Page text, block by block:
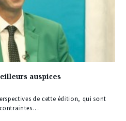
auspices
de cette édition, qui sont